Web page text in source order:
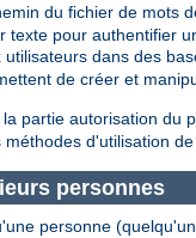
du fichier de mots
texte pour authentifier
dans des
de créer et
partie autorisation du
d'utilisation
personnes
personne